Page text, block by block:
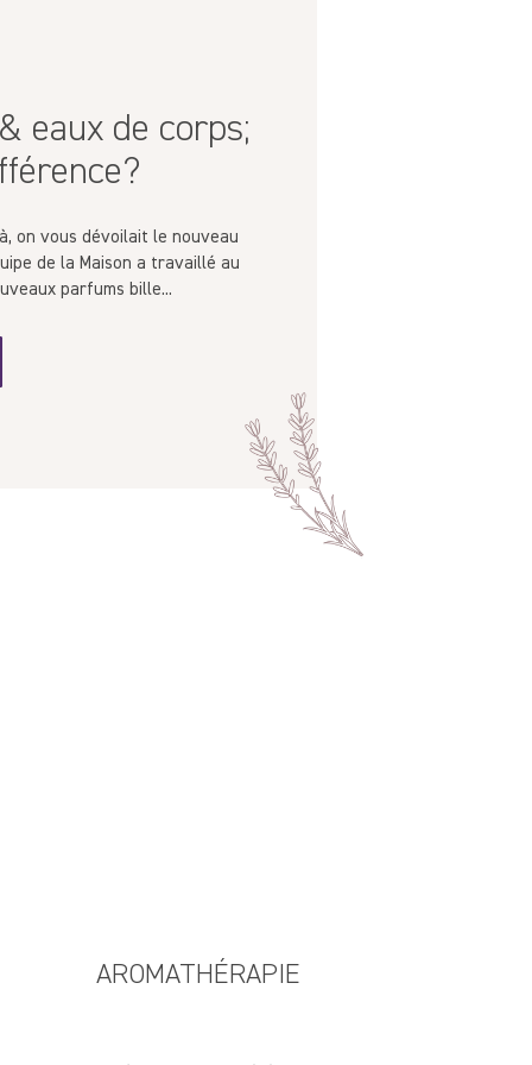
eaux de corps;
on vous dévoilait le nouveau
de la Maison a travaillé au
parfums bille...
AROMATHÉRAPIE